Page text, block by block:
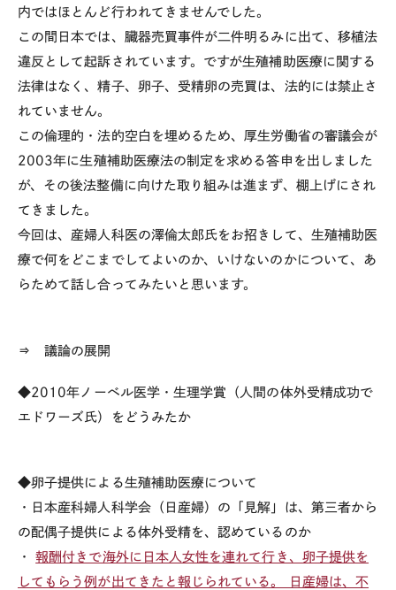
内ではほとんど行われてきませんでした。
この間日本では、臓器売買事件が二件明るみに出て、移植法
違反として起訴されています。ですが生殖補助医療に関する
法律はなく、精子、卵子、受精卵の売買は、法的には禁止さ
れていません。
この倫理的・法的空白を埋めるため、厚生労働省の審議会が
2003年に生殖補助医療法の制定を求める答申を出しました
が、その後法整備に向けた取り組みは進まず、棚上げにされ
てきました。
今回は、産婦人科医の澤倫太郎氏をお招きして、生殖補助医
療で何をどこまでしてよいのか、いけないのかについて、あ
らためて話し合ってみたいと思います。
⇒ 議論の展開
◆2010年ノーベル医学・生理学賞（人間の体外受精成功で
エドワーズ氏）をどうみたか
◆卵子提供による生殖補助医療について
・日本産科婦人科学会（日産婦）の「見解」は、第三者から
の配偶子提供による体外受精を、認めているのか
・報酬付きで海外に日本人女性を連れて行き、卵子提供を
してもらう例が出てきたと報じられている。 日産婦は、不